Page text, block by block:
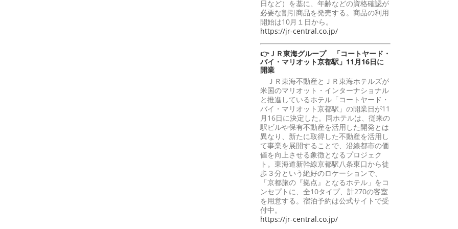
日など）を基に、年齢などの資格確認が
必要な割引商品を発売する。商品の利用
開始は10月１日から。
https://jr-central.co.jp/
👉ＪＲ東海グループ 「コートヤード・
バイ・マリオット京都駅」11月16日に
開業
ＪＲ東海不動産とＪＲ東海ホテルズが
米国のマリオット・インターナショナル
と推進しているホテル「コートヤード・
バイ・マリオット京都駅」の開業日が11
月16日に決定した。同ホテルは、従来の
駅ビルや保有不動産を活用した開発とは
異なり、新たに取得した不動産を活用し
て事業を展開することで、沿線都市の価
値を向上させる象徴となるプロジェク
ト。東海道新幹線京都駅八条東口から徒
歩３分という絶好のロケーションで、
「京都旅の『拠点』となるホテル」をコ
ンセプトに、全10タイプ、計270の客室
を用意する。宿泊予約は公式サイトで受
付中。
https://jr-central.co.jp/